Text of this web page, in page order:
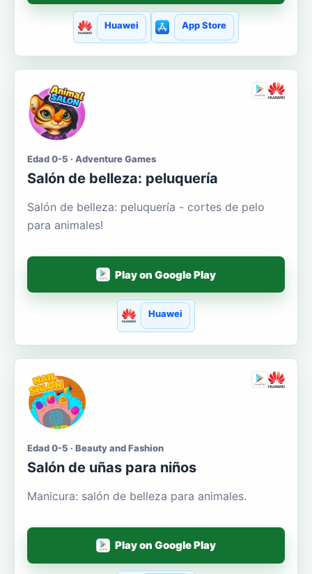
Huawei App Store
Edad 0-5 · Adventure Games
Salón de belleza: peluquería
Salón de belleza: peluquería - cortes de pelo
para animales!
Play on Google Play
Huawei
Edad 0-5 · Beauty and Fashion
Salón de uñas para niños
Manicura: salón de belleza para animales.
Play on Google Play